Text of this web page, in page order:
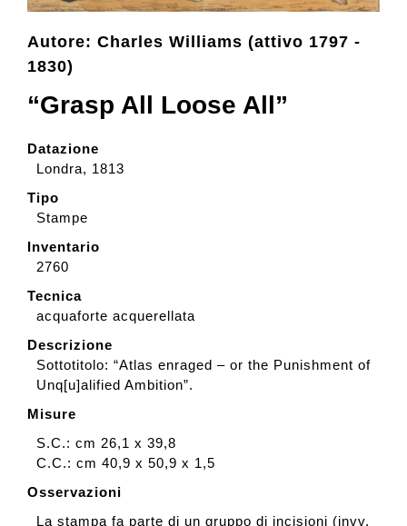
Collezione
Contatti e biglietti
Accessibilità
Cerca
English
Autore: Charles Williams (attivo 1797 -
1830)
“Grasp All Loose All”
Datazione
Londra, 1813
Tipo
Stampe
Inventario
2760
Tecnica
acquaforte acquerellata
Descrizione
Sottotitolo: “Atlas enraged – or the Punishment of
Unq[u]alified Ambition”.
Misure
S.C.: cm 26,1 x 39,8
C.C.: cm 40,9 x 50,9 x 1,5
Osservazioni
La stampa fa parte di un gruppo di incisioni (invv.